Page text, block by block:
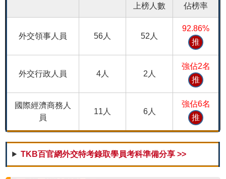
上榜人數
佔榜率
外交領事人員 56人 52人
92.86%
推
外交行政人員 4人 2人
強佔2名
推
國際經濟商務人
員
11人 6人
強佔6名
推
TKB百官網外交特考錄取學員考科準備分享 >>